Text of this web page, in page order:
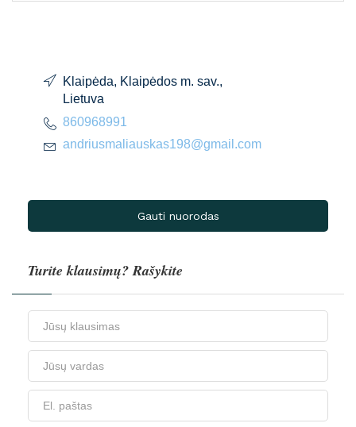
Klaipėda, Klaipėdos m. sav.,
Lietuva
860968991
andriusmaliauskas198@gmail.com
Gauti nuorodas
Turite klausimų? Rašykite